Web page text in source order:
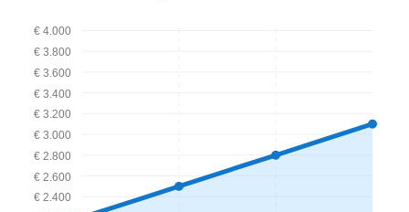
€ 2.400
€ 2.600
€ 2.800
€ 3.000
€ 3.200
€ 3.400
€ 3.600
€ 3.800
€ 4.000